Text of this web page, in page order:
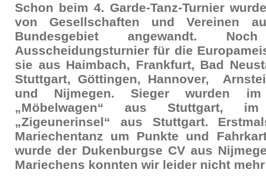
Schon beim 4. Garde-Tanz-Turnier
von Gesellschaften und Vereinen
Bundesgebiet angewandt.
Ausscheidungsturnier für die
sie aus Haimbach, Frankfurt, Bad
Stuttgart, Göttingen, Hannover,
und Nijmegen. Sieger wurden
„Möbelwagen“ aus Stuttgart,
„Zigeunerinsel“ aus Stuttgart.
Mariechentanz um Punkte und
wurde der Dukenburgse CV aus
Mariechens konnten wir leider nicht